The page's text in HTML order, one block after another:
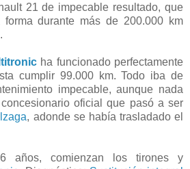
21 de impecable resultado, que
durante más de 200.000 km
ha funcionado perfectamente
cumplir 99.000 km. Todo iba de
impecable, aunque nada
oficial que pasó a ser
, adonde se había trasladado el
años, comienzan los tirones y